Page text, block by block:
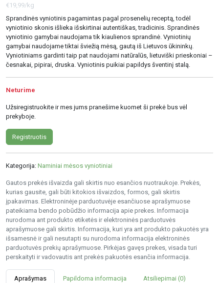
€19,99/kg
Sprandinės vyniotinis pagamintas pagal prosenelių receptą, todėl
vyniotinio skonis išlieka išskirtinai autentiškas, tradicinis. Sprandinės
vyniotinio gamybai naudojama tik kiaulienos sprandinė. Vyniotinių
gamybai naudojame tiktai šviežią mėsą, gautą iš Lietuvos ūkininkų.
Vyniotiniams gardinti taip pat naudojami natūralūs, lietuviški prieskoniai –
česnakai, pipirai, druska. Vyniotinis puikiai papildys šventinį stalą.
Neturime
Užsiregistruokite ir mes jums pranešime kuomet ši prekė bus vėl
prekyboje.
Registruotis
Kategorija: Naminiai mėsos vyniotiniai
Gautos prekės išvaizda gali skirtis nuo esančios nuotraukoje. Prekės,
kurias gausite, gali būti kitokios išvaizdos, formos, gali skirtis
įpakavimas. Elektroninėje parduotuvėje esančiuose aprašymuose
pateikiama bendo pobūdžio informacija apie prekes. Informacija
nurodoma ant produkto etiketės ir elektroninės parduotuvės
aprašymuose gali skirtis. Informacija, kuri yra ant produkto pakuotės yra
išsamesnė ir gali nesutapti su nurodoma informacija elektroninės
parduotuvės prekių aprašymuose. Pirkėjas gavęs prekes, visada turi
perskaityti ir vadovautis ant prekės pakuotės esančia informacija.
Aprašymas Papildoma informacija Atsiliepimai (0)